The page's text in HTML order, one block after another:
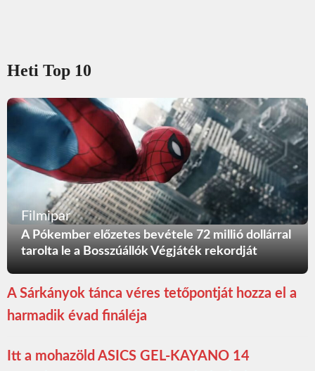
Heti Top 10
Filmipar
A Pókember előzetes bevétele 72 millió dollárral
tarolta le a Bosszúállók Végjáték rekordját
A Sárkányok tánca véres tetőpontját hozza el a
harmadik évad fináléja
Itt a mohazöld ASICS GEL-KAYANO 14